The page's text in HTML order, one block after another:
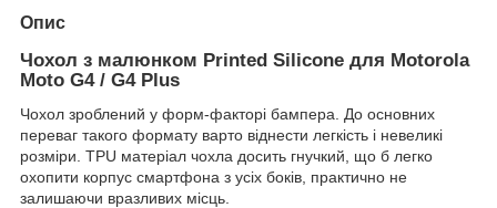
Опис
Чохол з малюнком Printed Silicone для Motorola
Moto G4 / G4 Plus
Чохол зроблений у форм-факторі бампера. До основних
переваг такого формату варто віднести легкість і невеликі
розміри. TPU матеріал чохла досить гнучкий, що б легко
охопити корпус смартфона з усіх боків, практично не
залишаючи вразливих місць.